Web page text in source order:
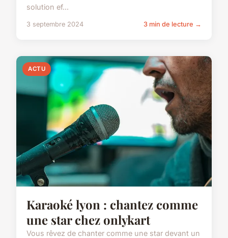
solution ef...
3 septembre 2024 3 min de lecture →
ACTU
Karaoké lyon : chantez comme
une star chez onlykart
Vous rêvez de chanter comme une star devant un